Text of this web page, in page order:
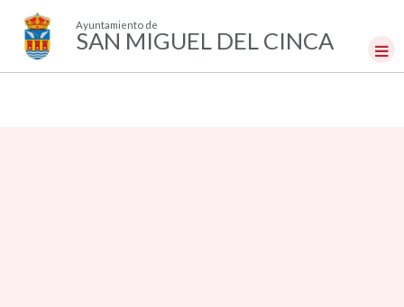
Ayuntamiento de
SAN MIGUEL DEL CINCA